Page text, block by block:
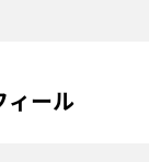
ィール